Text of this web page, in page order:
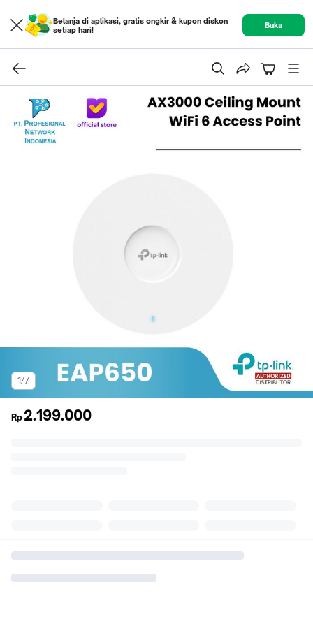
Belanja di aplikasi, gratis ongkir & kupon diskon
setiap hari!
Buka
1/7
Rp 2.199.000